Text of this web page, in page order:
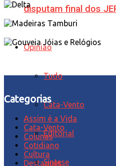
disputam final dos
Opinião
Tudo
Cata-Vento
Editorial
Síntese
Categorias
Assim é a Vida
Cata-Vento
Colunas
Cotidiano
Cultura
Destaques